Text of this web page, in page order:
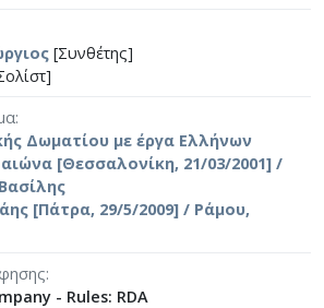
[Συνθέτης]
Δωματίου με έργα Ελλήνων
[Θεσσαλονίκη, 21/03/2001] /
[Πάτρα, 29/5/2009] / Ράμου,
- Rules: RDA